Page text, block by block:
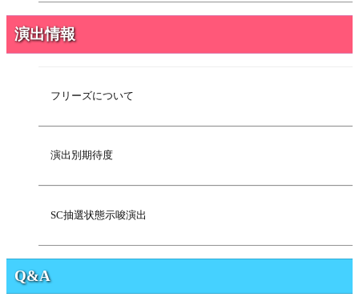
演出情報
フリーズについて
演出別期待度
SC抽選状態示唆演出
Q&A